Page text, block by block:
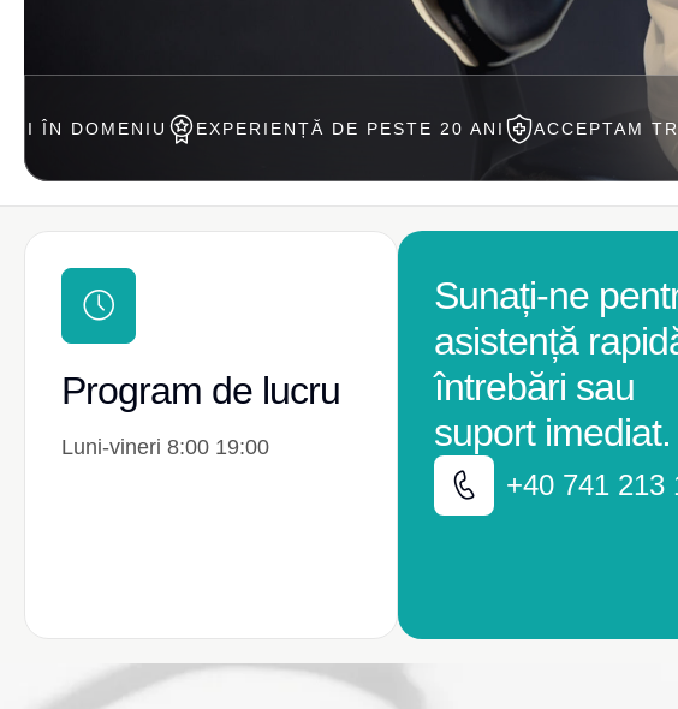
EXPERIENȚĂ DE PESTE 20 ANI ACCEPTAM TRATAMENT IN
Program de lucru
Luni-vineri 8:00 19:00
Sunați-ne
asistență
întrebări sau
suport imediat.
+40 741 213